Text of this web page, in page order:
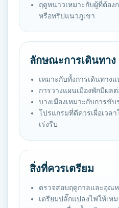
ฤดูหนาวเหมาะกับผู้ที่ต้อง
หรือทริปแนวภูเขา
ลักษณะการเดินทาง
เหมาะกับทั้งการเดินทา
การวางแผนเมืองพักมีผ
บางเมืองเหมาะกับการขับ
โปรแกรมที่ดีควรเผื่อเวล
เร่งรีบ
สิ่งที่ควรเตรียม
ตรวจสอบฤดูกาลและอุณห
เตรียมปลั๊กแปลงไฟให้เห